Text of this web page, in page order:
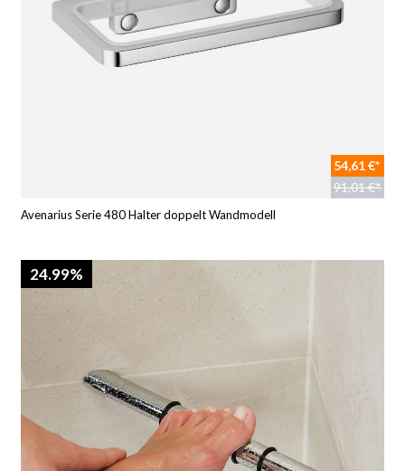
54,61 €*
91,01 €*
Avenarius Serie 480 Halter doppelt Wandmodell
24.99%